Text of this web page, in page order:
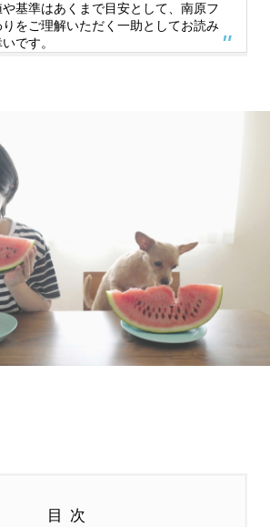
基準はあくまで目安として、南原フ
りをご理解いただく一助としてお読み
です。
目次